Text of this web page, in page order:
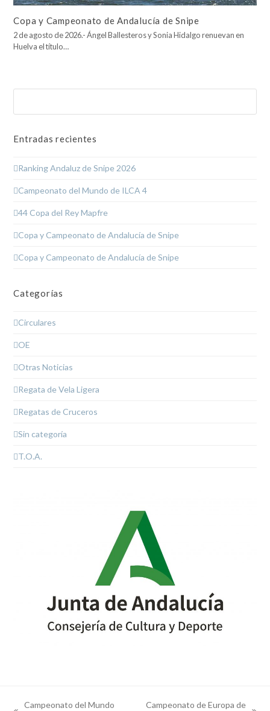
Copa y Campeonato de Andalucía de Snipe
2 de agosto de 2026.- Ángel Ballesteros y Sonia Hidalgo renuevan en
Huelva el título…
Entradas recientes
Ranking Andaluz de Snipe 2026
Campeonato del Mundo de ILCA 4
44 Copa del Rey Mapfre
Copa y Campeonato de Andalucía de Snipe
Copa y Campeonato de Andalucía de Snipe
Categorías
Circulares
OE
Otras Noticias
Regata de Vela Ligera
Regatas de Cruceros
Sin categoría
T.O.A.
Campeonato del Mundo
Campeonato de Europa de